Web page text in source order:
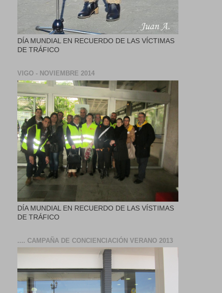
DÍA MUNDIAL EN RECUERDO DE LAS VÍCTIMAS
DE TRÁFICO
VIGO - NOVIEMBRE 2014
DÍA MUNDIAL EN RECUERDO DE LAS VÍSTIMAS
DE TRÁFICO
.... CAMPAÑA DE CONCIENCIACIÓN VERANO 2013